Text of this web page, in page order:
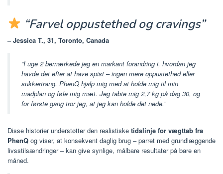
“Farvel oppustethed og cravings”
– Jessica T., 31, Toronto, Canada
“I uge 2 bemærkede jeg en markant forandring i, hvordan jeg
havde det efter at have spist – ingen mere oppustethed eller
sukkertrang. PhenQ hjalp mig med at holde mig til min
madplan og føle mig mæt. Jeg tabte mig 2,7 kg på dag 30, og
for første gang tror jeg, at jeg kan holde det nede.”
Disse historier understøtter den realistiske tidslinje for vægttab fra
PhenQ og viser, at konsekvent daglig brug – parret med grundlæggende
livsstilsændringer – kan give synlige, målbare resultater på bare en
måned.